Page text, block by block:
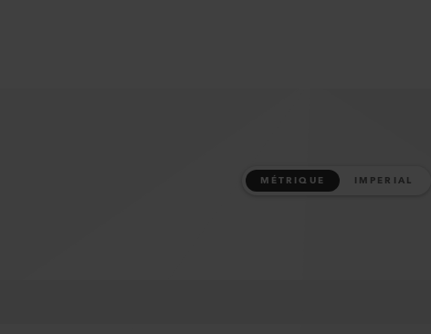
MÉTRIQUE IMPERIAL